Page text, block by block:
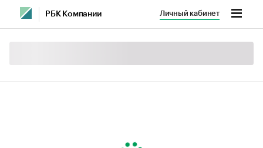
РБК Компании Личный кабинет